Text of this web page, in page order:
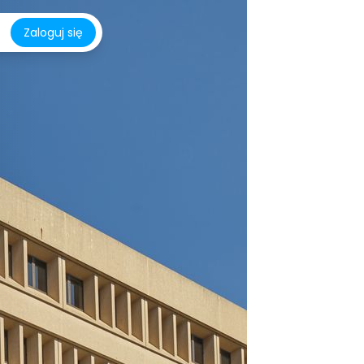
Zaloguj się